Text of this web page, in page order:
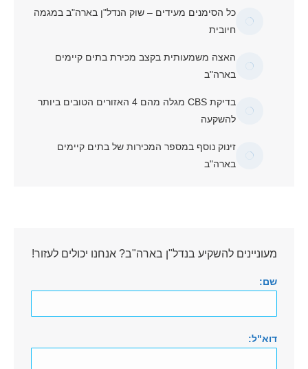
כל הסימנים מעידים – שוק הנדל"ן בארה"ב במגמה
חיובית
האצה משמעותית בקצב מכירת בתים קיימים
בארה"ב
בדיקת CBS מגלה מהם 4 האזורים הטובים ביותר
להשקעה
זינוק נוסף במספר המכירות של בתים קיימים
בארה"ב
מעוניינים להשקיע בנדל"ן בארה"ב? אנחנו יכולים לעזור!
שם:
דוא"ל: